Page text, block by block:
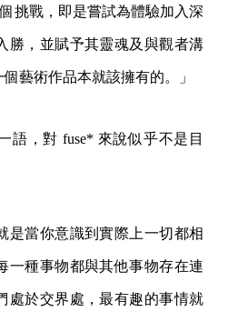
挑戰，即是嘗試為體驗加入深
勝，並賦予其靈魂及與觀者溝
術作品本就該擁有的。」
語，對 fuse* 來說似乎不是目
是當你意識到實際上一切都相
一種事物都與其他事物存在連
處於交界處，最有趣的事情就